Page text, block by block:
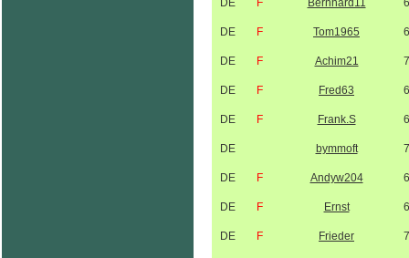
DE F Bernhard11
DE F Tom1965
DE F Achim21
DE F Fred63
DE F Frank.S
DE bymmoft
DE F Andyw204
DE F Ernst
DE F Frieder